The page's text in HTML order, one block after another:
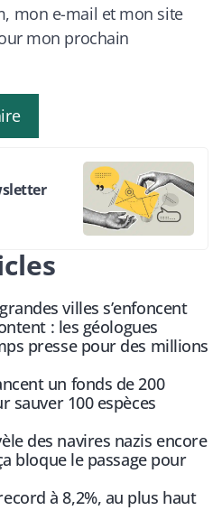
mon e-mail et mon site
mon prochain
villes s’enfoncent
: les géologues
presse pour des millions
un fonds de 200
sauver 100 espèces
des navires nazis encore
bloque le passage pour
à 8,2%, au plus haut